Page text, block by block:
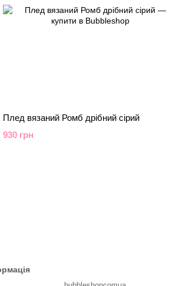
Плед вязаний Ромб дрібний сірий
930 грн